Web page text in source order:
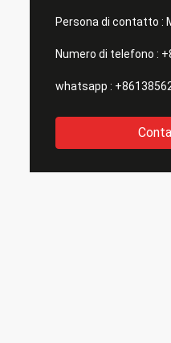
Persona di contatto :
Numero di telefono :
whatsapp :